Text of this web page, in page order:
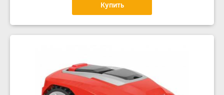
Купить